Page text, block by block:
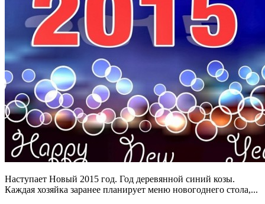
Наступает Новый 2015 год. Год деревянной синий козы.
Каждая хозяйка заранее планирует меню новогоднего стола,...